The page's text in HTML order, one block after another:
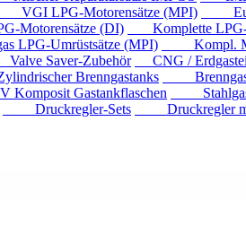
LPG-Motorensätze (MPI)
Motorensätze (DI) Komplette LPG-
Umrüstsätze (MPI) Kompl.
Saver-Zubehör CNG /
Brenngastanks
Gastankflaschen
Druckregler-Sets Druckregler